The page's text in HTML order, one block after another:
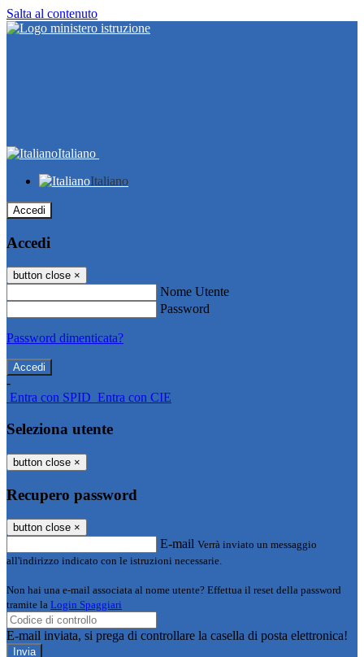
Salta al contenuto
Italiano
Italiano
Accedi
Accedi
button close ×
Nome Utente
Password
Password dimenticata?
-
Entra con SPID Entra con CIE
Seleziona utente
button close ×
Recupero password
button close ×
E-mail Verrà inviato un messaggio
all'indirizzo indicato con le istruzioni necessarie.
Non hai una e-mail associata al nome utente? Effettua il reset della password
tramite la Login Spaggiari
E-mail inviata, si prega di controllare la casella di posta elettronica!